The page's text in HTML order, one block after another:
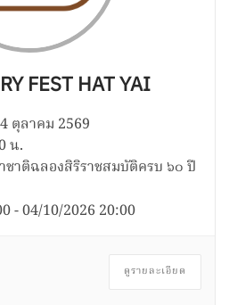
FEST HAT YAI
ตุลาคม 2569
น.
าติฉลองสิริราชสมบัติครบ ๖๐ ปี
-04/10/2026 20:00
ดูรายละเอียด